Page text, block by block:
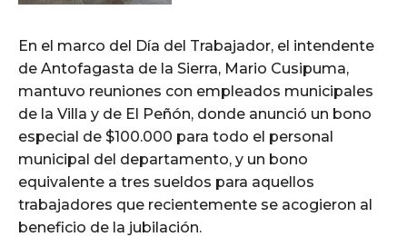
En el marco del Día del Trabajador, el intendente
de Antofagasta de la Sierra, Mario Cusipuma,
mantuvo reuniones con empleados municipales
de la Villa y de El Peñón, donde anunció un bono
especial de $100.000 para todo el personal
municipal del departamento, y un bono
equivalente a tres sueldos para aquellos
trabajadores que recientemente se acogieron al
beneficio de la jubilación.